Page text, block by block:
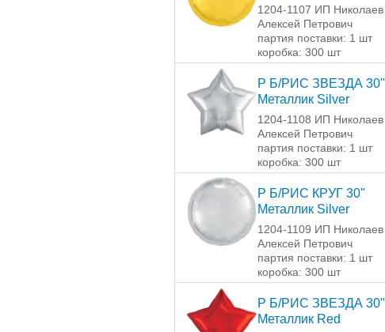
1204-1107 ИП Николаев
Алексей Петрович
партия поставки: 1 шт
коробка: 300 шт
Р Б/РИС ЗВЕЗДА 30"
Металлик Silver
1204-1108 ИП Николаев
Алексей Петрович
партия поставки: 1 шт
коробка: 300 шт
Р Б/РИС КРУГ 30"
Металлик Silver
1204-1109 ИП Николаев
Алексей Петрович
партия поставки: 1 шт
коробка: 300 шт
Р Б/РИС ЗВЕЗДА 30"
Металлик Red